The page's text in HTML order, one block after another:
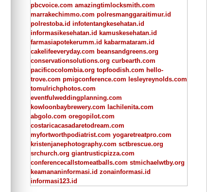
pbcvoice.com amazingtimlocksmith.com
marrakechimmo.com polresmanggaraitimur.id
polrestoba.id infotentangkesehatan.id
informasikesehatan.id kamuskesehatan.id
farmasiapotekerumm.id kabarmataram.id
cakelifeeveryday.com beansandgreens.org
conservationsolutions.org curbearth.com
pacificocolombia.org topfoodish.com hello-
trove.com pmigconference.com lesleyreynolds.com
tomulrichphotos.com
eventfulweddingplanning.com
kowloonbaybrewery.com lachilenita.com
abgolo.com oregopilot.com
costaricacasadaretodream.com
myfortworthpodiatrist.com yogaretreatpro.com
kristenjanephotography.com sctbrescue.org
srchurch.org giantrusticpizza.com
conferencecallstomeatballs.com stmichaelwtby.org
keamananinformasi.id zonainformasi.id
informasi123.id